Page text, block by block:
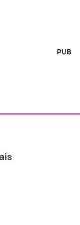
PUB
ao